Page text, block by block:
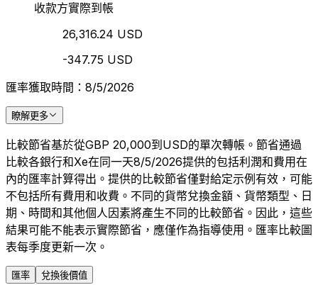
收款方實際到帳
26,316.24 USD
-347.75 USD
匯率獲取時間：8/5/2026
瞭解更多
比較節省基於從GBP 20,000到USD的單次轉帳。節省通過
比較各銀行和Xe在同一天8/5/2026提供的包括利潤和費用在
內的匯率計算得出。提供的比較節省僅對給定示例有效，可能
不包括所有費用和收費。不同的貨幣兌換金額、貨幣類型、日
期、時間和其他個人因素將產生不同的比較節省。因此，這些
結果可能不能表示實際節省，應僅作為指導使用。匯率比較圖
表每季度更新一次。
匯率 兌換後價值